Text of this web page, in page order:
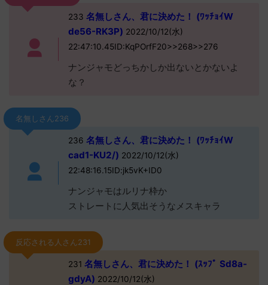
233 名無しさん、君に決めた！ (ﾜｯﾁｮｲW
de56-RK3P) 2022/10/12(水)
22:47:10.45ID:KqPOrfF20>>268>>276
ナンジャモどっちかしか出ないとかないよ
な？
名無しさん236
236 名無しさん、君に決めた！ (ﾜｯﾁｮｲW
cad1-KU2/) 2022/10/12(水)
22:48:16.15ID:jk5vK+ID0
ナンジャモはルリナ枠か
ストレートに人気出そうなメスキャラ
反応される人さん231
231 名無しさん、君に決めた！ (ｽｯﾌﾟ Sd8a-
gdyA) 2022/10/12(水)